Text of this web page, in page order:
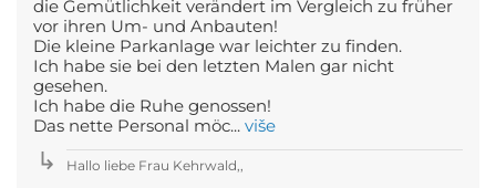
die Gemütlichkeit verändert im Vergleich zu früher
vor ihren Um- und Anbauten!
Die kleine Parkanlage war leichter zu finden.
Ich habe sie bei den letzten Malen gar nicht
gesehen.
Ich habe die Ruhe genossen!
Das nette Personal möc... više
Hallo liebe Frau Kehrwald,,